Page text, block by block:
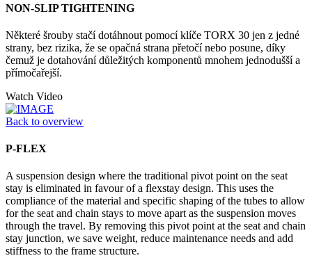
NON-SLIP TIGHTENING
Některé šrouby stačí dotáhnout pomocí klíče TORX 30 jen z jedné
strany, bez rizika, že se opačná strana přetočí nebo posune, díky
čemuž je dotahování důležitých komponentů mnohem jednodušší a
přímočařejší.
Watch Video
Back to overview
P-FLEX
A suspension design where the traditional pivot point on the seat
stay is eliminated in favour of a flexstay design. This uses the
compliance of the material and specific shaping of the tubes to allow
for the seat and chain stays to move apart as the suspension moves
through the travel. By removing this pivot point at the seat and chain
stay junction, we save weight, reduce maintenance needs and add
stiffness to the frame structure.